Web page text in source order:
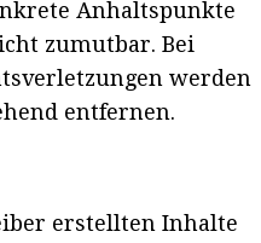
Anhaltspunkte
zumutbar. Bei
werden
entfernen.
erstellten Inhalte